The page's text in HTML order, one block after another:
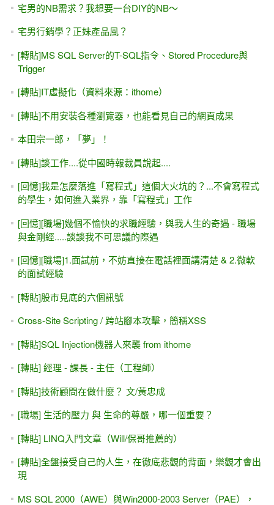
宅男的NB需求？我想要一台DIY的NB～
宅男行銷學？正妹產品風？
[轉貼]MS SQL Server的T-SQL指令、Stored Procedure與
Trigger
[轉貼]IT虛擬化（資料來源：ithome）
[轉貼]不用安裝各種瀏覽器，也能看見自己的網頁成果
本田宗一郎，「夢」！
[轉貼]談工作....從中國時報裁員說起....
[回憶]我是怎麼落進「寫程式」這個大火坑的？...不會寫程式
的學生，如何進入業界，靠「寫程式」工作
[回憶][職場]幾個不愉快的求職經驗，與我人生的奇遇 - 職場
與金剛經.....談談我不可思議的際遇
[回憶][職場]1.面試前，不妨直接在電話裡面講清楚 & 2.微軟
的面試經驗
[轉貼]股市見底的六個訊號
Cross-Site Scripting / 跨站腳本攻擊，簡稱XSS
[轉貼]SQL Injection機器人來襲 from ithome
[轉貼] 經理 - 課長 - 主任（工程師）
[轉貼]技術顧問在做什麼？ 文/黃忠成
[職場] 生活的壓力 與 生命的尊嚴，哪一個重要？
[轉貼] LINQ入門文章（Will/保哥推薦的）
[轉貼]全盤接受自己的人生，在徹底悲觀的背面，樂觀才會出
現
MS SQL 2000（AWE）與Win2000-2003 Server（PAE），